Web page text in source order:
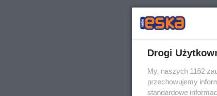
Drogi
My, naszych 1162
przechowujemy
standardowe